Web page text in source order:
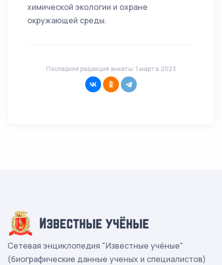
химической экологии и охране
окружающей среды.
Последняя редакция анкеты: 1 марта 2023
Сетевая энциклопедия "Известные учёные"
(биографические данные ученых и специалистов)